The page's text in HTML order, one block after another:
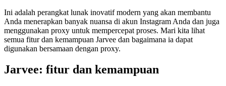
Ini adalah perangkat lunak inovatif modern yang akan membantu
Anda menerapkan banyak nuansa di akun Instagram Anda dan juga
menggunakan proxy untuk mempercepat proses. Mari kita lihat
semua fitur dan kemampuan Jarvee dan bagaimana ia dapat
digunakan bersamaan dengan proxy.
Jarvee: fitur dan kemampuan